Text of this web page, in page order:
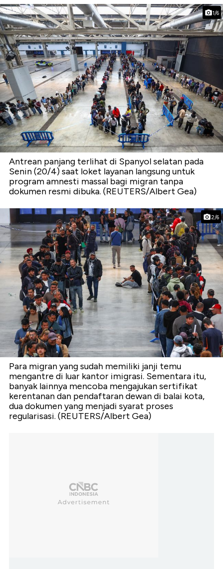
1/6
Antrean panjang terlihat di Spanyol selatan pada
Senin (20/4) saat loket layanan langsung untuk
program amnesti massal bagi migran tanpa
dokumen resmi dibuka. (REUTERS/Albert Gea)
2/6
Para migran yang sudah memiliki janji temu
mengantre di luar kantor imigrasi. Sementara itu,
banyak lainnya mencoba mengajukan sertifikat
kerentanan dan pendaftaran dewan di balai kota,
dua dokumen yang menjadi syarat proses
regularisasi. (REUTERS/Albert Gea)